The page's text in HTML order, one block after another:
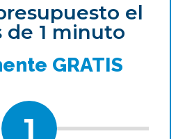
el
de 1 minuto
GRATIS
1